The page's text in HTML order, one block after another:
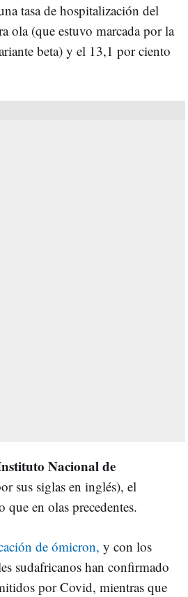
tasa de hospitalización del
ola (que estuvo marcada por la
beta) y el 13,1 por ciento
Nacional de
sus siglas en inglés), el
que en olas precedentes.
de ómicron, y con los
sudafricanos han confirmado
por Covid, mientras que